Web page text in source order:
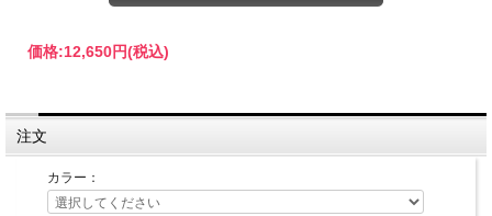
価格:12,650円(税込)
注文
カラー：